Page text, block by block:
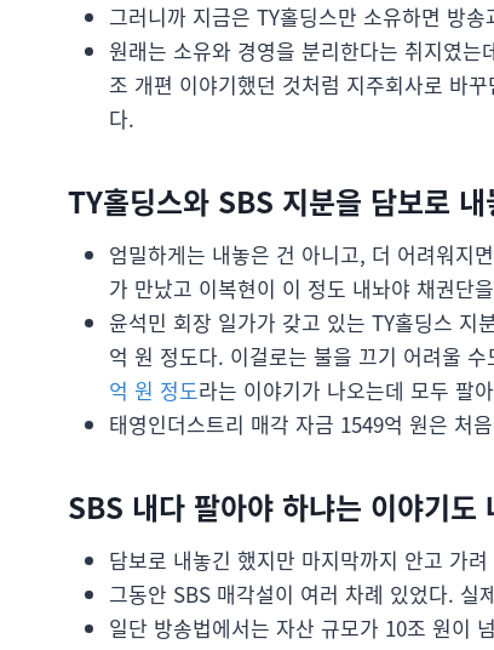
그러니까 지금은 TY홀딩스만 소유하면 방
원래는 소유와 경영을 분리한다는 취지였
조 개편 이야기했던 것처럼 지주회사로 바
다.
TY홀딩스와 SBS 지분을 담보로
엄밀하게는 내놓은 건 아니고, 더 어려워지
가 만났고 이복현이 이 정도 내놔야 채권단
윤석민 회장 일가가 갖고 있는 TY홀딩스 지
억 원 정도다. 이걸로는 불을 끄기 어려울
억 원 정도라는 이야기가 나오는데 모두 팔
태영인더스트리 매각 자금 1549억 원은 처
SBS 내다 팔아야 하냐는 이야기
담보로 내놓긴 했지만 마지막까지 안고 가
그동안 SBS 매각설이 여러 차례 있었다.
일단 방송법에서는 자산 규모가 10조 원이